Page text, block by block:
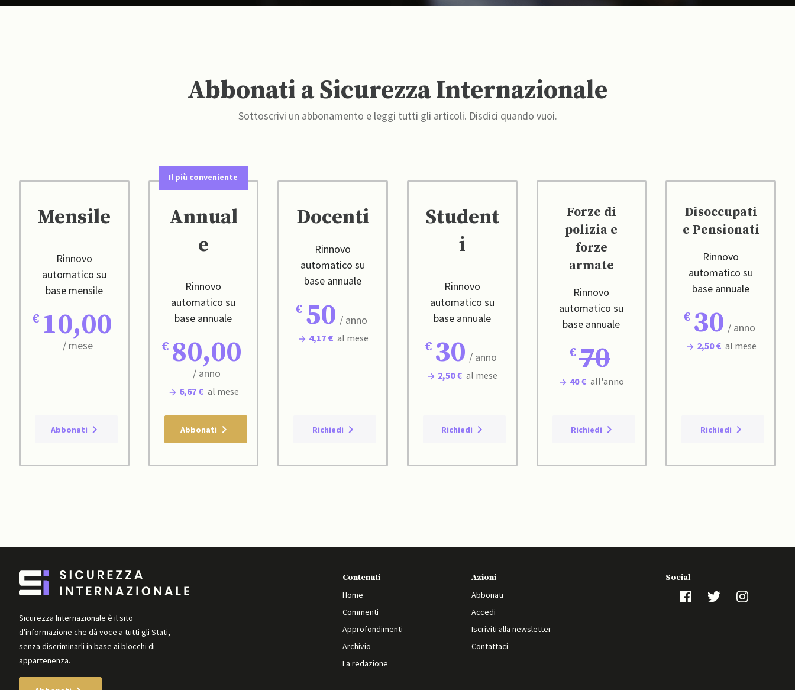
Abbonati a Sicurezza Internazionale
Sottoscrivi un abbonamento e leggi tutti gli articoli. Disdici quando vuoi.
Mensile
Rinnovo
automatico su
base mensile
10,00
/ mese
Abbonati
Il più conveniente
Annual
e
Rinnovo
automatico su
base annuale
80,00
/ anno
6,67 € al mese
Abbonati
Docenti
Rinnovo
automatico su
base annuale
50 / anno
4,17 € al mese
Richiedi
Student
i
Rinnovo
automatico su
base annuale
30 / anno
2,50 € al mese
Richiedi
Forze di
polizia e
forze
armate
Rinnovo
automatico su
base annuale
70
40 € all'anno
Richiedi
Disoccupati
e Pensionati
Rinnovo
automatico su
base annuale
30 / anno
2,50 € al mese
Richiedi
Sicurezza Internazionale è il sito
d'informazione che dà voce a tutti gli Stati,
senza discriminarli in base ai blocchi di
appartenenza.
Contenuti
Home
Commenti
Approfondimenti
Archivio
La redazione
Azioni
Abbonati
Accedi
Iscriviti alla newsletter
Contattaci
Social